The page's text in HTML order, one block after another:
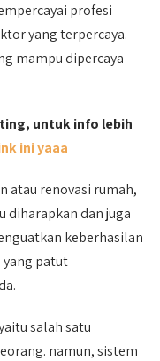
profesi
yang terpercaya.
mampu dipercaya
untuk info lebih
ini yaaa
atau renovasi rumah,
diharapkan dan juga
keberhasilan
yang patut
salah satu
namun, sistem